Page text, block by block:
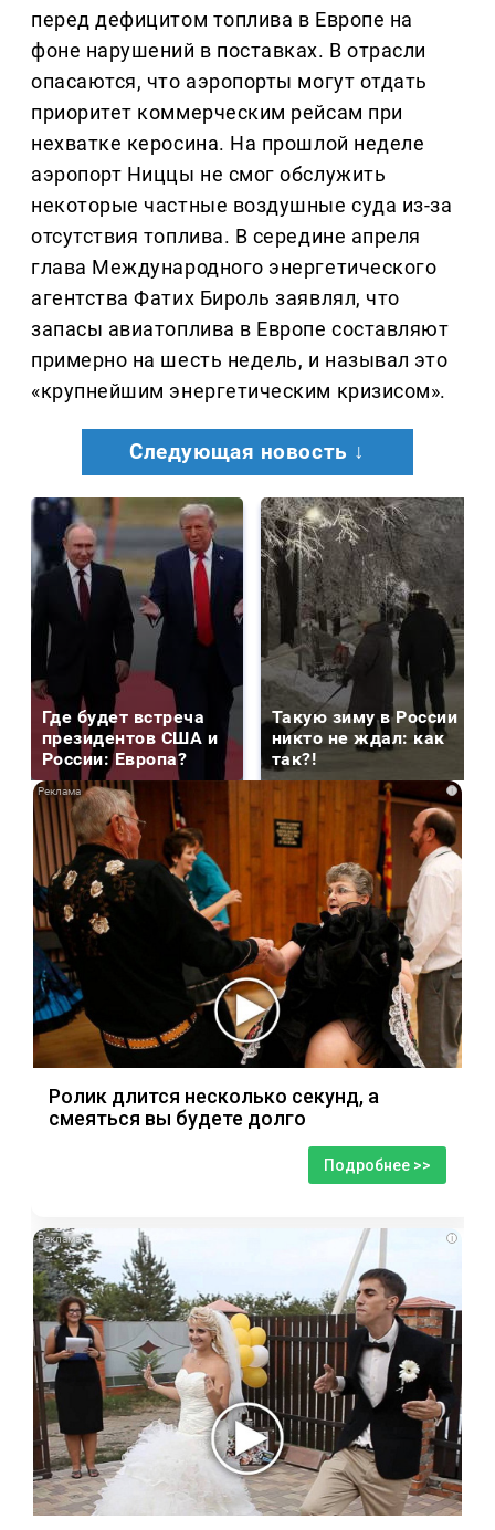
перед дефицитом топлива в Европе на
фоне нарушений в поставках. В отрасли
опасаются, что аэропорты могут отдать
приоритет коммерческим рейсам при
нехватке керосина. На прошлой неделе
аэропорт Ниццы не смог обслужить
некоторые частные воздушные суда из-за
отсутствия топлива. В середине апреля
глава Международного энергетического
агентства Фатих Бироль заявлял, что
запасы авиатоплива в Европе составляют
примерно на шесть недель, и называл это
«крупнейшим энергетическим кризисом».
Следующая новость ↓
Где будет встреча
президентов США и
России: Европа?
Такую зиму в России
никто не ждал: как
так?!
i
Ролик длится несколько секунд, а
смеяться вы будете долго
Подробнее >>
i